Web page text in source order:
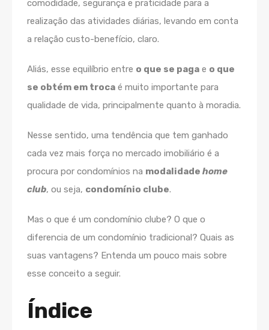
comodidade, segurança e praticidade para a
realização das atividades diárias, levando em conta
a relação custo-benefício, claro.
Aliás, esse equilíbrio entre o que se paga e o que
se obtém em troca é muito importante para
qualidade de vida, principalmente quanto à moradia.
Nesse sentido, uma tendência que tem ganhado
cada vez mais força no mercado imobiliário é a
procura por condomínios na modalidade home
club, ou seja, condomínio clube.
Mas o que é um condomínio clube? O que o
diferencia de um condomínio tradicional? Quais as
suas vantagens? Entenda um pouco mais sobre
esse conceito a seguir.
Índice